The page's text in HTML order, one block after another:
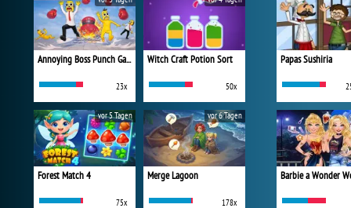
Annoying Boss Punch Game
23x
Witch Craft Potion Sort
50x
Forest Match 4
75x
vor 5 Tagen
Merge Lagoon
178x
vor 6 Tagen
Papas Sushiria